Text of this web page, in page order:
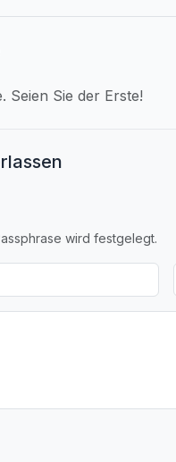
Seien Sie der Erste!
wird festgelegt.